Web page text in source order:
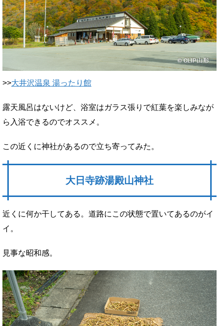
>>大井沢温泉 湯ったり館
露天風呂はないけど、浴室はガラス張りで紅葉を楽しみなが
ら入浴できるのでオススメ。
この近くに神社があるので立ち寄ってみた。
大日寺跡湯殿山神社
近くに何か干してある。道路にこの状態で置いてあるのがイ
イ。
見事な昭和感。